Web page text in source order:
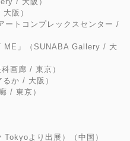
阪）
トコンプレックスセンター /
ME」（SUNABA Gallery / 大
画廊 / 東京）
か / 大阪）
/ 東京）
より出展）（中国）